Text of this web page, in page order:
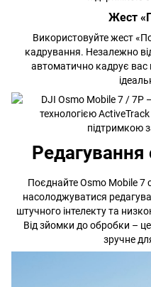
Жест
Використовуйте жест
кадрування. Незалежно
автоматично кадрує
Поєднайте Osmo Mobile 7
насолоджуватися
штучного інтелекту та
Від зйомки до обробки –
зручне